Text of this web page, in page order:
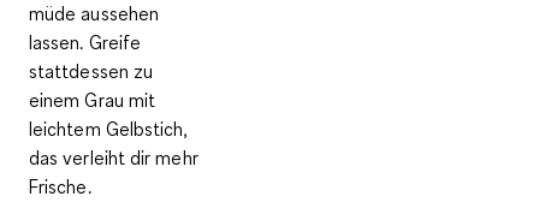
müde aussehen
lassen. Greife
stattdessen zu
einem Grau mit
leichtem Gelbstich,
das verleiht dir mehr
Frische.